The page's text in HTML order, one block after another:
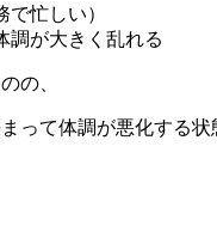
忙しい）
調が大きく乱れる
の、
って体調が悪化する状